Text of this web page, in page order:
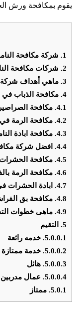
يقوم بمكافحة ورش
1. شركة مكافحة
2. شركات مكافحة
3. ماهي أهداف شركة
4. مكافحة الذباب في
4.1. مكافحة
4.2. مكافحة الرمة
4.3. مكافحة ابادة
4.4.
افضل شركة
4.5. مكافحة
4.6. مكافحة الرمة
4.7.
ابادة الحشرات
4.8. مكافحة بق
4.9. ماهى خطوات
5.
التقيم
5.0.0.1. خدمه رائعة
5.0.0.2. خدمة ممتازة
5.0.0.3. هائل
5.0.0.4. عمال مدربين
5.0.1. ممتاز